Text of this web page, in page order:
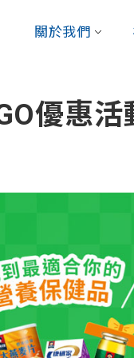
關於我們
優惠活